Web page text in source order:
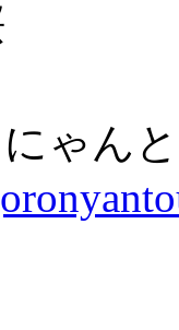
ゃん